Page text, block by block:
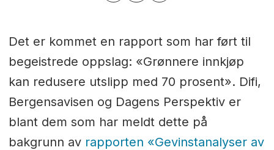
Det er kommet en rapport som har ført til
begeistrede oppslag: «Grønnere innkjøp
kan redusere utslipp med 70 prosent». Difi,
Bergensavisen og Dagens Perspektiv er
blant dem som har meldt dette på
bakgrunn av rapporten «Gevinstanalyser av